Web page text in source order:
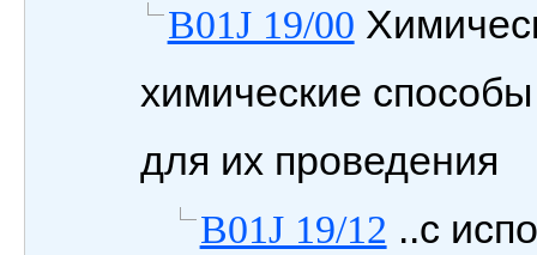
B01J 19/00
химические
для их проведения
B01J 19/12 ..с